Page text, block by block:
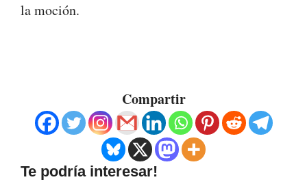
la moción.
Compartir
Te podría interesar!